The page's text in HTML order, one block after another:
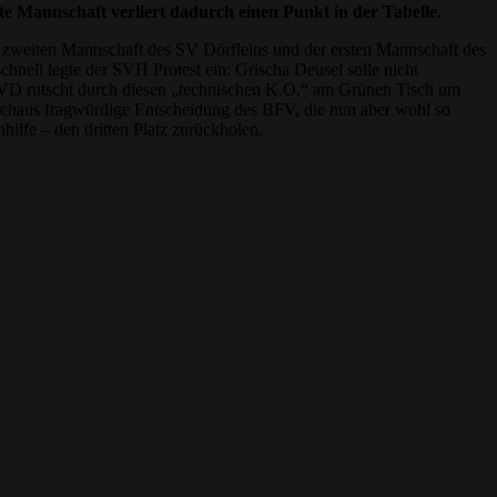
Mannschaft verliert dadurch einen Punkt in der Tabelle.
Mannschaft des SV Dörfleins und der ersten Mannschaft des
legte der SVH Protest ein: Grischa Deusel solle nicht
rutscht durch diesen „technischen K.O.“ am Grünen Tisch um
fragwürdige Entscheidung des BFV, die nun aber wohl so
– den dritten Platz zurückholen.